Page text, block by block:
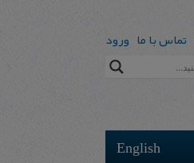
تماس با ما ورود
English